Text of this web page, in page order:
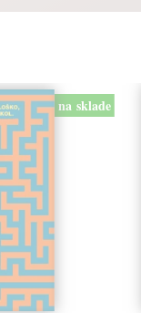
na sklade